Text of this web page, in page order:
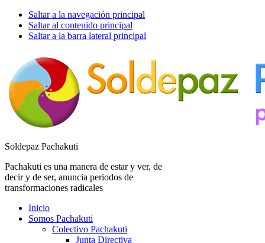
Saltar a la navegación principal
Saltar al contenido principal
Saltar a la barra lateral principal
Soldepaz Pachakuti
Pachakuti es una manera de estar y ver, de
decir y de ser, anuncia periodos de
transformaciones radicales
Inicio
Somos Pachakuti
Colectivo Pachakuti
Junta Directiva